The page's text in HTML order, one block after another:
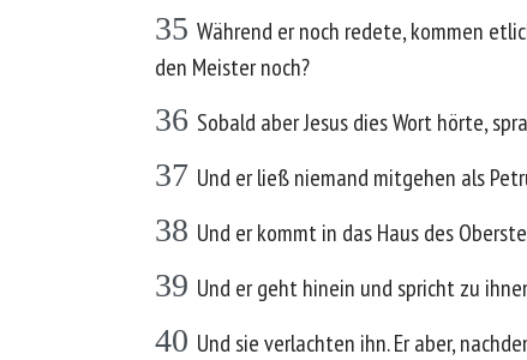
35 Während er noch redete, kommen
den Meister noch?
36 Sobald aber Jesus dies Wort hörte,
37 Und er ließ niemand mitgehen als
38 Und er kommt in das Haus des
39 Und er geht hinein und spricht zu
40 Und sie verlachten ihn. Er aber,